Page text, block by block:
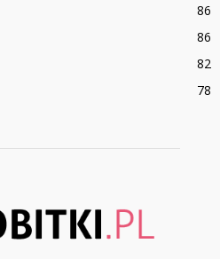
86
86
82
78